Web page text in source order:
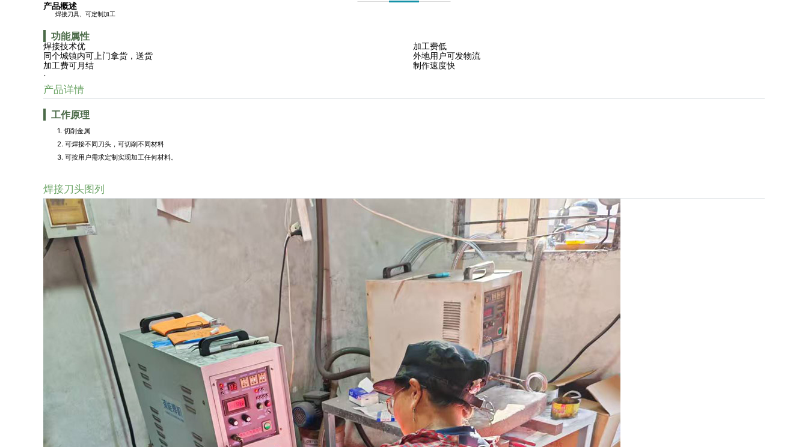
产品概述
焊接刀具、可定制加工
功能属性
焊接技术优
加工费低
同个城镇内可上门拿货，送货
外地用户可发物流
加工费可月结
制作速度快
产品详情
工作原理
1. 切削金属
2. 可焊接不同刀头，可切削不同材料
3. 可按用户需求定制实现加工任何材料。
焊接刀头图列